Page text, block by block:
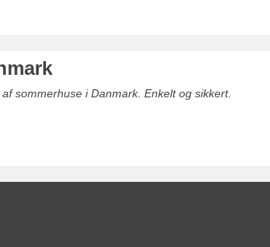
sommerhuse i Danmark. Enkelt og sikkert.